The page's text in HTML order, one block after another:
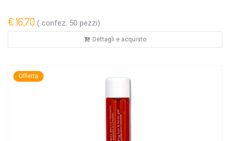
€ 16,70 ( confez. 50 pezzi)
Dettagli e acquisto
Offerta